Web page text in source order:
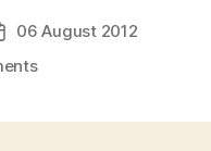
06 August 2012
on